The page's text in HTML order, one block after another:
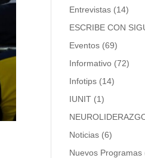
Entrevistas (14)
ESCRIBE CON
Eventos (69)
Informativo (72)
Infotips (14)
IUNIT (1)
Noticias (6)
Nuevos Programas